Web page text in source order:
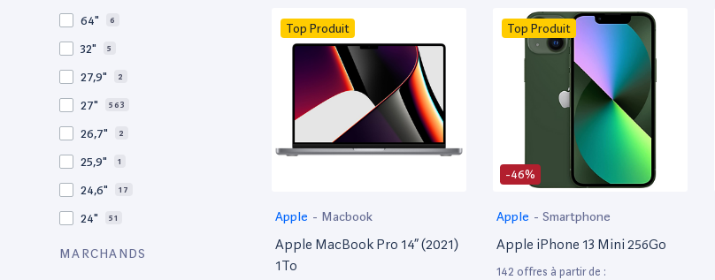
64" 6
32" 5
27,9" 2
27" 563
26,7" 2
25,9" 1
24,6" 17
24" 51
21,5"
MARCHANDS
Top Produit
Apple - Macbook
Apple MacBook Pro 14” (2021)
1To
-46%
Top Produit
Apple - Smartphone
Apple iPhone 13 Mini 256Go
142 offres à partir de :